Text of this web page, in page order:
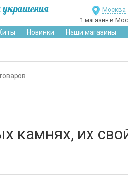
Москва
1 магазин в
Новинки Наши магазины
камнях, их